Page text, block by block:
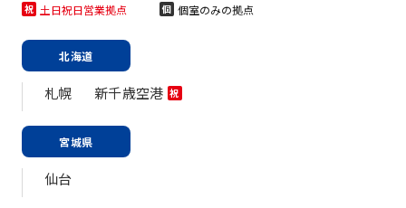
祝 土日祝日営業拠点 個 個室のみの拠点
北海道
札幌 新千歳空港 祝
宮城県
仙台